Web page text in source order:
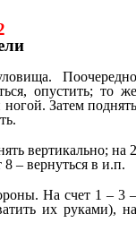
опустить; то
Затем
вертикально; на
8 – вернуться в и.п.
На счет 1 – 3
их руками),